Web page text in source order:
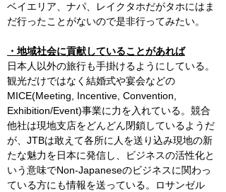
ベイエリア、ナパ、レイクタホだがタホにはま
だ行ったことがないので是非行ってみたい。
・地域社会に貢献していることがあれば
日本人以外の旅行も手掛けるようにしている。
観光だけではなく結婚式や宴会などの
MICE(Meeting, Incentive, Convention,
Exhibition/Event)事業に力を入れている。競合
他社は現地支店をどんどん閉鎖しているようだ
が、JTBは敢えて各所に人を送り込み現地の新
たな魅力を日本に発信し、ビジネスの活性化と
いう意味でNon-Japaneseのビジネスに関わっ
ている方にも情報を送っている。ロサンゼル